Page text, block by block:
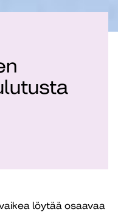
löytää osaavaa